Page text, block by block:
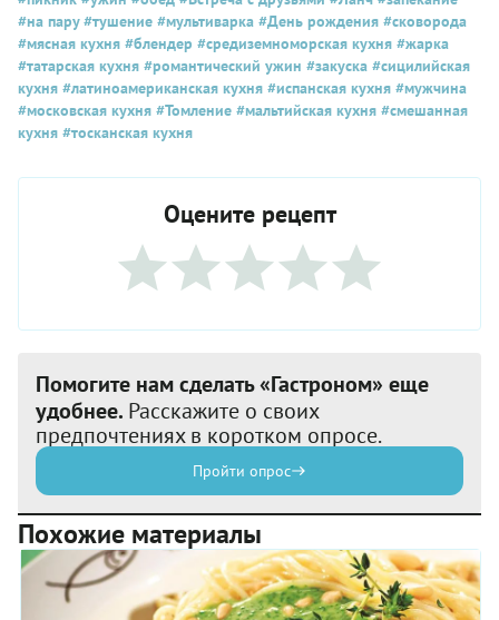
#на пару#тушение #мультиварка #День рождения #сковорода
#мясная кухня #блендер #средиземноморская кухня #жарка
#татарская кухня #романтический ужин #закуска #сицилийская
кухня #латиноамериканская кухня #испанская кухня #мужчина
#московская кухня #Томление #мальтийская кухня #смешанная
кухня #тосканская кухня
Оцените рецепт
Помогите нам сделать «Гастроном» еще
удобнее. Расскажите о своих
предпочтениях в коротком опросе.
Пройти опрос
Похожие материалы